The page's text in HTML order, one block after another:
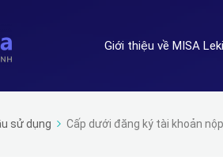
Giới thiệu về MISA
sử dụng Cấp dưới đăng ký tài khoản